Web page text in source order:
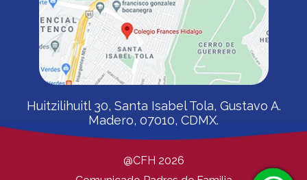
Huitzilihuitl 30, Santa Isabel Tola, Gustavo A.
Madero, 07010, CDMX.
@CFH 2026